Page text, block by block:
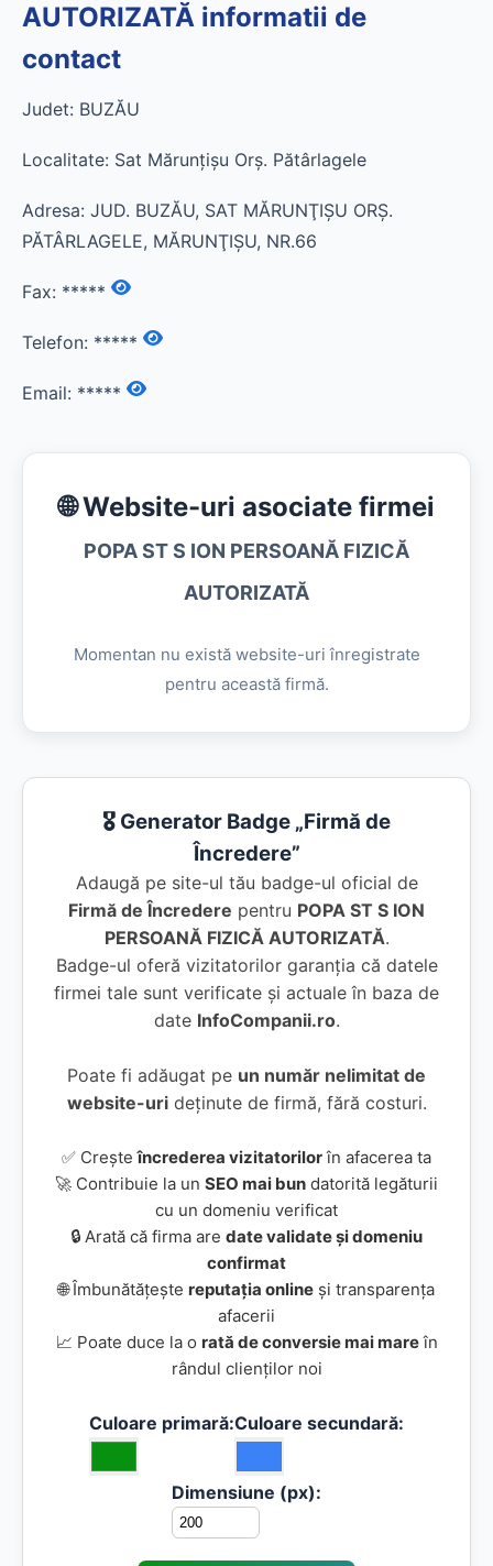
AUTORIZATĂ informatii de
contact
Judet: BUZĂU
Localitate: Sat Mărunţişu Orş. Pătârlagele
Adresa: JUD. BUZĂU, SAT MĂRUNŢIŞU ORŞ.
PĂTÂRLAGELE, MĂRUNŢIŞU, NR.66
Fax: *****
Telefon: *****
Email: *****
🌐 Website-uri asociate firmei
POPA ST S ION PERSOANĂ FIZICĂ
AUTORIZATĂ
Momentan nu există website-uri înregistrate
pentru această firmă.
🎖️ Generator Badge „Firmă de
Încredere”
Adaugă pe site-ul tău badge-ul oficial de
Firmă de Încredere pentru POPA ST S ION
PERSOANĂ FIZICĂ AUTORIZATĂ.
Badge-ul oferă vizitatorilor garanția că datele
firmei tale sunt verificate și actuale în baza de
date InfoCompanii.ro.
Poate fi adăugat pe un număr nelimitat de
website-urideținute de firmă, fără costuri.
✅ Creșteîncrederea vizitatorilorîn afacerea ta
🚀 Contribuie la un SEO mai bun datorită legăturii
cu un domeniu verificat
🔒 Arată că firma are date validate și domeniu
confirmat
🌐 Îmbunătățește reputația online și transparența
afacerii
📈 Poate duce la o rată de conversie mai mareîn
rândul clienților noi
Culoare primară:Culoare secundară:
Dimensiune (px):